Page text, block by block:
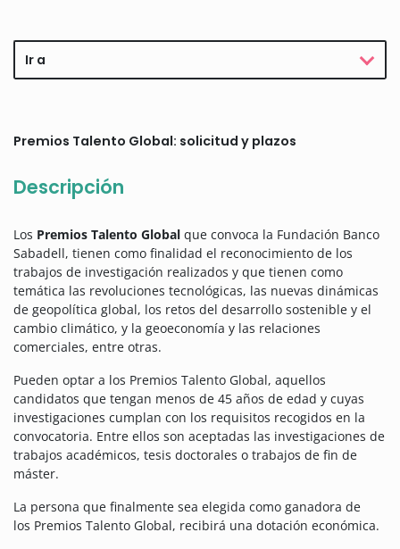
Ir a
Premios Talento Global: solicitud y plazos
Descripción
Los Premios Talento Global que convoca la Fundación Banco
Sabadell, tienen como finalidad el reconocimiento de los
trabajos de investigación realizados y que tienen como
temática las revoluciones tecnológicas, las nuevas dinámicas
de geopolítica global, los retos del desarrollo sostenible y el
cambio climático, y la geoeconomía y las relaciones
comerciales, entre otras.
Pueden optar a los Premios Talento Global, aquellos
candidatos que tengan menos de 45 años de edad y cuyas
investigaciones cumplan con los requisitos recogidos en la
convocatoria. Entre ellos son aceptadas las investigaciones de
trabajos académicos, tesis doctorales o trabajos de fin de
máster.
La persona que finalmente sea elegida como ganadora de
los Premios Talento Global, recibirá una dotación económica.